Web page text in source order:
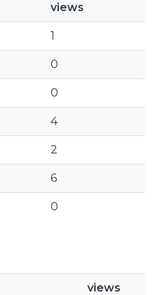
views
1
0
0
4
2
6
0
views